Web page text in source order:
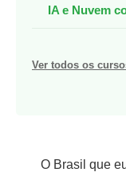
IA e Nuvem
Ver todos os
O Brasil que